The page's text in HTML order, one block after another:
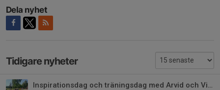
Dela nyhet
Tidigare nyheter
Inspirationsdag och träningsdag med Arvid och Vidar